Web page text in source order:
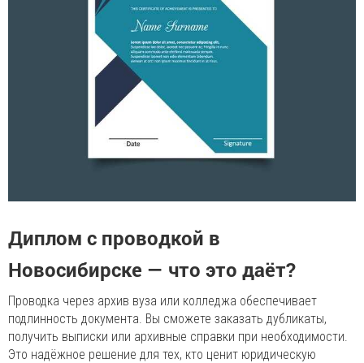
Диплом с проводкой в
Новосибирске — что это даёт?
Проводка через архив вуза или колледжа обеспечивает
подлинность документа. Вы сможете заказать дубликаты,
получить выписки или архивные справки при необходимости.
Это надёжное решение для тех, кто ценит юридическую